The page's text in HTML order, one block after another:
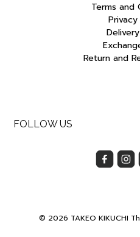
Terms and
Return and
FOLLOW US
© 2026 TAKEO KIKUCHI